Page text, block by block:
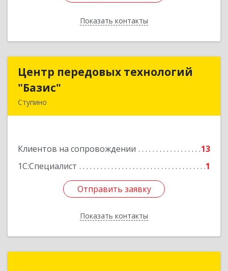
Показать контакты
Назад
Центр передовых технологий
"Базис"
Ступино
Клиентов на сопровождении
13
1С:Специалист
1
Отправить заявку
Показать контакты
Центр передовых технологий
Подробнее
Отправить заявку
Назад